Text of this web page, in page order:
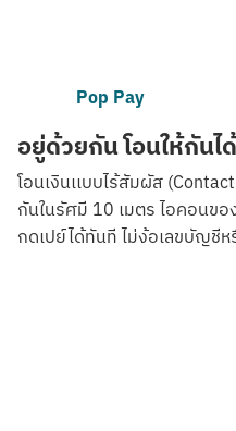
Pop Pay
อยู่ด้วยกัน โอนให้กันได้
โอนเงินเเบบไร้สัมผัส
กันในรัศมี 10 เมตร ไอคอนข
กดเปย์ได้ทันที ไม่ง้อเลขบัญชีห